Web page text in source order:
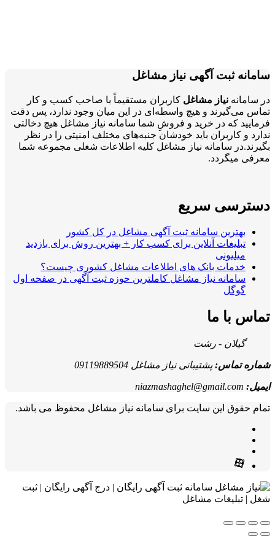
سامانه ثبت آگهی نیاز مشاغل
در سامانه نیاز مشاغلکاربران مستقیماً با صاحب کسب و کار
تماس می‌گیرند و هیچ واسطه‌ای در این میان وجود ندارد، پس دقت
فرمایید که در خرید و فروشِ شما سامانه نیاز مشاغل هیچ دخالتی
ندارد و کاربران باید خودشان جنبه‌های مختلف امنیتی را در نظر
بگیرند.در سامانه نیاز مشاغل کلیه اطلاعات شغلی مجموعه شما
معرفی میگردد.
دسترسی سریع
بهترین سامانه ثبت آگهی مشاغل در کل کشور
تبلیغات آنلاین برای کسب کار + بهترین روش برای بازدید
میلیونی
خدمات بانک های اطلاعات مشاغل کشوری چیست؟
سامانه نیاز مشاغل کاملترین حوزه ثبت آگهی در صفحه اول
گوگل
تماس با ما
گیلان - رشت
شماره تماس:پشتیبانی نیاز مشاغل 09119889504
ایمیل: niazmashaghel@gmail.com
تمام حقوق این سایت برای سامانه نیاز مشاغل محفوظ می باشد.